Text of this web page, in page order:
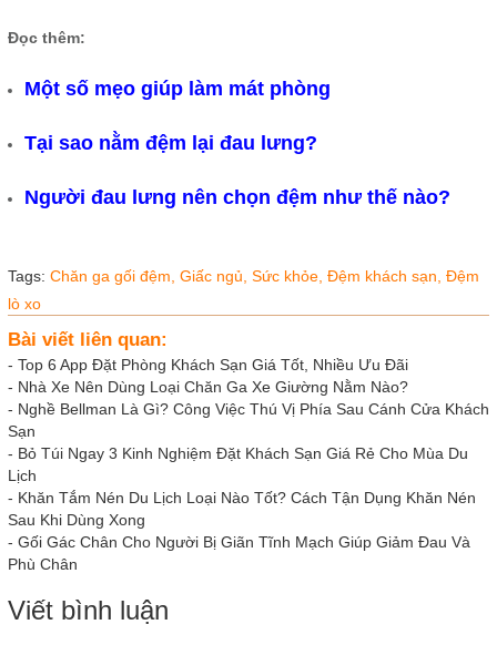
Đọc thêm:
Một số mẹo giúp làm mát phòng
Tại sao nằm đệm lại đau lưng?
Người đau lưng nên chọn đệm như thế nào?
Tags: Chăn ga gối đệm, Giấc ngủ, Sức khỏe, Đệm khách sạn, Đệm
lò xo
Bài viết liên quan:
- Top 6 App Đặt Phòng Khách Sạn Giá Tốt, Nhiều Ưu Đãi
- Nhà Xe Nên Dùng Loại Chăn Ga Xe Giường Nằm Nào?
- Nghề Bellman Là Gì? Công Việc Thú Vị Phía Sau Cánh Cửa Khách
Sạn
- Bỏ Túi Ngay 3 Kinh Nghiệm Đặt Khách Sạn Giá Rẻ Cho Mùa Du
Lịch
- Khăn Tắm Nén Du Lịch Loại Nào Tốt? Cách Tận Dụng Khăn Nén
Sau Khi Dùng Xong
- Gối Gác Chân Cho Người Bị Giãn Tĩnh Mạch Giúp Giảm Đau Và
Phù Chân
Viết bình luận